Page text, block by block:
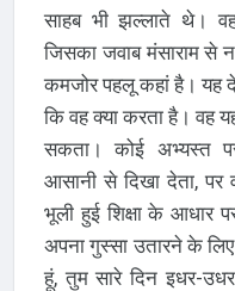
साहब भी झल्लाते थे।
जिसका जवाब मंसाराम
कमजोर पहलू कहां है। यह
कि वह क्या करता है। वह
सकता। कोई अभ्यस्त
आसानी से दिखा देता, पर
भूली हुई शिक्षा के
अपना गुस्सा उतारने के
हूं, तुम सारे दिन इधर-